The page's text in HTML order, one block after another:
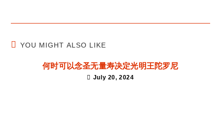
YOU MIGHT ALSO LIKE
何时可以念圣无量寿决定光明王陀罗尼
July 20, 2024